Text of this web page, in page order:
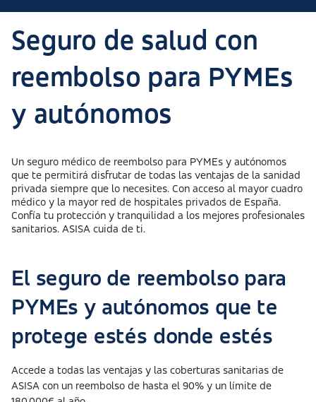
Seguro de salud con
reembolso para PYMEs
y autónomos
Un seguro médico de reembolso para PYMEs y autónomos
que te permitirá disfrutar de todas las ventajas de la sanidad
privada siempre que lo necesites. Con acceso al mayor cuadro
médico y la mayor red de hospitales privados de España.
Confía tu protección y tranquilidad a los mejores profesionales
sanitarios. ASISA cuida de ti.
El seguro de reembolso para
PYMEs y autónomos que te
protege estés donde estés
Accede a todas las ventajas y las coberturas sanitarias de
ASISA con un reembolso de hasta el 90% y un límite de